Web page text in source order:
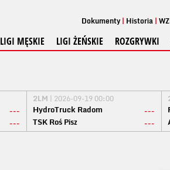
Dokumenty Historia
LIGI MĘSKIE LIGI ŻEŃSKIE ROZGRYWKI
---
---
2LM | 2026-09-19 00:00
HydroTruck Radom
---
TSK Roś Pisz
---